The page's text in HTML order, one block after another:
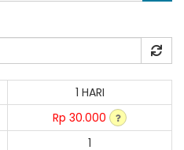
1 HARI
Rp 30.000
1